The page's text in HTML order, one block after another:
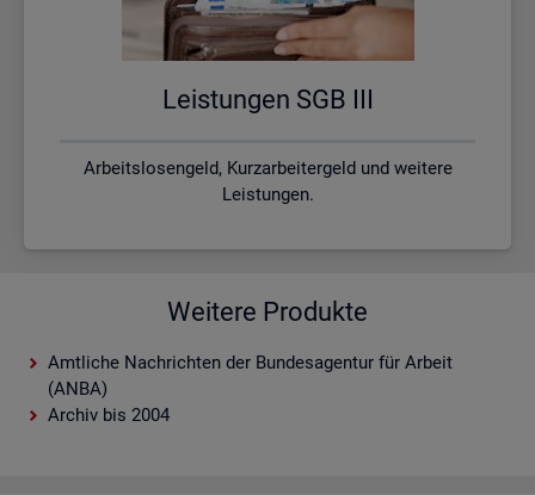
Leis­tun­gen SGB III
Arbeitslosengeld, Kurzarbeitergeld und weitere
Leistungen.
Weitere Produkte
Amtliche Nachrichten der Bundesagentur für Arbeit
(ANBA)
Archiv bis 2004